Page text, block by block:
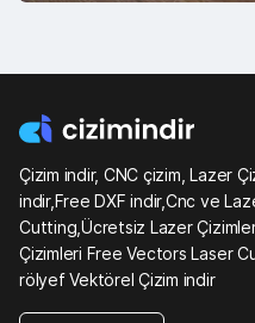
Çizim indir, CNC çizim, Lazer
indir,Free DXF indir,Cnc ve
Cutting,Ücretsiz Lazer
Çizimleri Free Vectors Laser
rölyef Vektörel Çizim indir